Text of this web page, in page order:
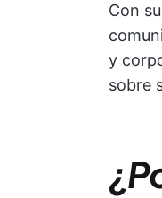
Con su
y
sobre